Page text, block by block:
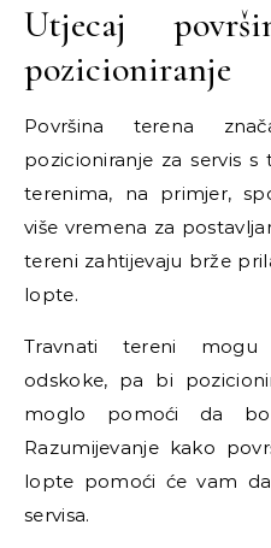
Utjecaj
pozicioniranje
Površina terena
pozicioniranje za servis
terenima, na primjer,
više vremena za
tereni zahtijevaju brže
lopte.
Travnati tereni mogu
odskoke, pa bi
moglo pomoći da
Razumijevanje kako
lopte pomoći će vam
servisa.